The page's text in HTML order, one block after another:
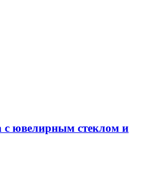
с ювелирным стеклом и